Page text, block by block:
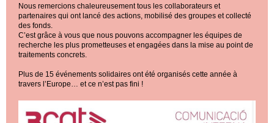
Nous remercions chaleureusement tous les collaborateurs et
partenaires qui ont lancé des actions, mobilisé des groupes et collecté
des fonds.
C’est grâce à vous que nous pouvons accompagner les équipes de
recherche les plus prometteuses et engagées dans la mise au point de
traitements concrets.
Plus de 15 événements solidaires ont été organisés cette année à
travers l’Europe… et ce n’est pas fini !